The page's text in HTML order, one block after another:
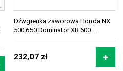
Dźwgienka zaworowa Honda NX
500 650 Dominator XR 600...
232,07 zł